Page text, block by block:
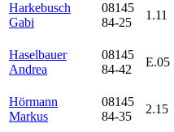
Harkebusch
Gabi
08145
84-25
1.11
Haselbauer
Andrea
08145
84-42
E.05
Hörmann
Markus
08145
84-35
2.15